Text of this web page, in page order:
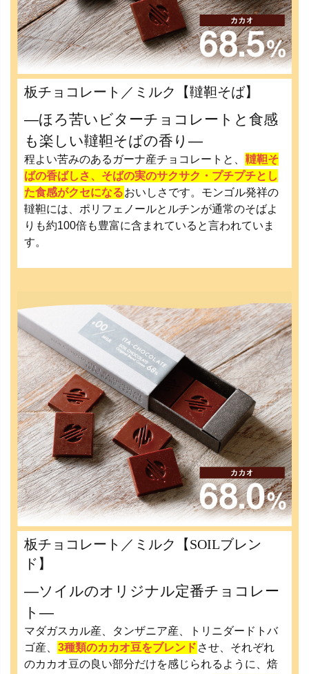
板チョコレート／ミルク【韃靼そば】
―ほろ苦いビターチョコレートと食感
も楽しい韃靼そばの香り―
程よい苦みのあるガーナ産チョコレートと、 韃靼そ
ばの香ばしさ、そばの実のサクサク・プチプチとし
た食感がクセになるおいしさです。モンゴル発祥の
韃靼には、ポリフェノールとルチンが通常のそばよ
りも約100倍も豊富に含まれていると言われていま
す。
板チョコレート／ミルク【SOILブレン
ド】
―ソイルのオリジナル定番チョコレー
ト―
マダガスカル産、タンザニア産、トリニダードトバ
ゴ産、 3種類のカカオ豆をブレンド させ、それぞれ
のカカオ豆の良い部分だけを感じられるように、焙